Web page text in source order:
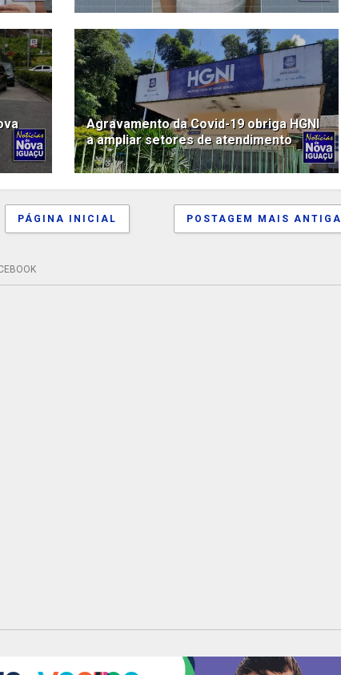
Agravamento da Covid-19 obriga HGNI
a ampliar setores de atendimento
POSTAGEM MAIS ANTIGA
PÁGINA INICIAL